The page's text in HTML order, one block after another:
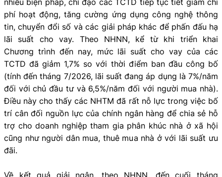
phí hoạt động, tăng cường ứng dụng công nghệ thông
tin, chuyển đổi số và các giải pháp khác để phấn đấu hạ
lãi suất cho vay. Theo NHNN, kể từ khi triển khai
Chương trình đến nay, mức lãi suất cho vay của các
TCTD đã giảm 1,7% so với thời điểm ban đầu công bố
(tính đến tháng 7/2026, lãi suất đang áp dụng là 7%/năm
đối với chủ đầu tư và 6,5%/năm đối với người mua nhà).
Điều này cho thấy các NHTM đã rất nỗ lực trong việc bố
trí cân đối nguồn lực của chính ngân hàng để chia sẻ hỗ
trợ cho doanh nghiệp tham gia phân khúc nhà ở xã hội
cũng như người dân mua, thuê mua nhà ở với lãi suất ưu
đãi.
Về kết quả giải ngân, theo NHNN, đến cuối tháng